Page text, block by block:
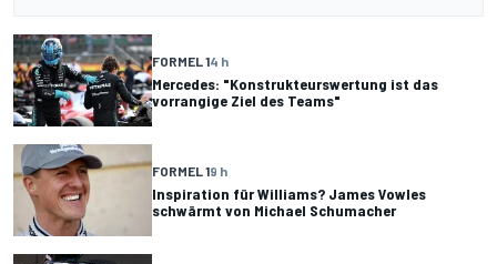
FORMEL 14 h
Mercedes: "Konstrukteurswertung ist das
vorrangige Ziel des Teams"
FORMEL 19 h
Inspiration für Williams? James Vowles
schwärmt von Michael Schumacher